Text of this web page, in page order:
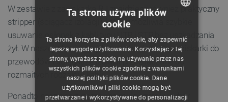
W zestawie z zaciskarką RJ znajdziesz również praktyczny
stripper (ściągacz izolacji), który umożliwia szybkie
usuwanie osłonek z kabli typu UTP i STP bez uszkadzania
żył. W naszej ofercie znajdziesz również inne zaciskarki do
przewodów i ściągacze izolacji przeznaczone do
rozmaitych rodzajów kabli.
Ponadto nasz asortyment obejmuje szeroki wybór
CZECH
ENGLISH
GERMAN
Ta strona używa plików
cookie
Ta strona korzysta z plików cookie, aby zapewnić
lepszą wygodę użytkowania. Korzystając z tej
strony, wyrażasz zgodę na używanie przez nas
wszystkich plików cookie zgodnie z warunkami
naszej polityki plików cookie. Dane
użytkowników i pliki cookie mogą być
przetwarzane i wykorzystywane do personalizacji